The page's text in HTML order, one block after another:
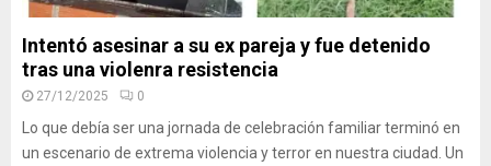
Intentó asesinar a su ex pareja y fue detenido
tras una violenra resistencia
27/12/2025 0
Lo que debía ser una jornada de celebración familiar terminó en
un escenario de extrema violencia y terror en nuestra ciudad. Un